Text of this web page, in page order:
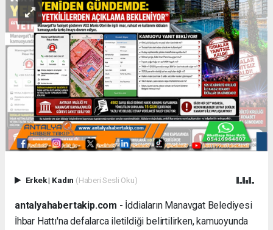
Erkek| Kadın (Haberi Sesli Oku)
antalyahabertakip.com - İddiaların Manavgat Belediyesi
İhbar Hattı'na defalarca iletildiği belirtilirken, kamuoyunda